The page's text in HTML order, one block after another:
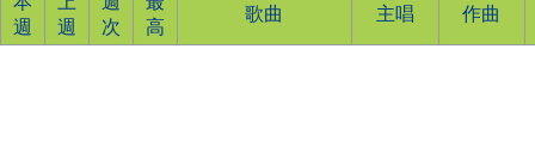
週
週
次
高
歌曲 主唱 作曲